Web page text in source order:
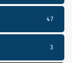
47
3